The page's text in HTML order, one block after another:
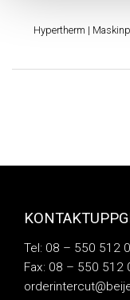
Hypertherm |
Tel: 08 – 550 512
Fax: 08 – 550 512